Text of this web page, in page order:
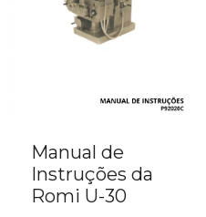
Manual de
Instruções da
Romi U-30